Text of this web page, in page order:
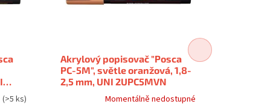
(>5 ks)
Akrylový popisovač "Posca
PC-5M", světle oranžová, 1,8-
2,5 mm, UNI 2UPC5MVN
Momentálně nedostupné